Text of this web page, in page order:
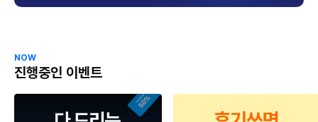
NOW
진행중인 이벤트